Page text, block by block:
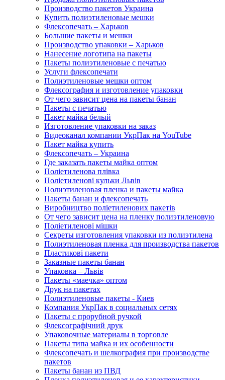
Производство пакетов Украина
Купить полиэтиленовые мешки
Флексопечать – Харьков
Большие пакеты и мешки
Производство упаковки – Харьков
Нанесение логотипа на пакеты
Пакеты полиэтиленовые с печатью
Услуги флексопечати
Полиэтиленовые мешки оптом
Флексография и изготовление упаковки
От чего зависит цена на пакеты банан
Пакеты с печатью
Пакет майка белый
Изготовление упаковки на заказ
Видеоканал компании УкрПак на YouTube
Пакет майка купить
Флексопечать – Украина
Где заказать пакеты майка оптом
Поліетиленова плівка
Поліетиленові кульки Львів
Полиэтиленовая пленка и пакеты майка
Пакеты банан и флексопечать
Виробництво поліетиленових пакетів
От чего зависит цена на пленку полиэтиленовую
Поліетиленові мішки
Секреты изготовления упаковки из полиэтилена
Полиэтиленовая пленка для производства пакетов
Пластикові пакети
Заказные пакеты банан
Упаковка – Львів
Пакеты «маечка» оптом
Друк на пакетах
Полиэтиленовые пакеты - Киев
Компания УкрПак в социальных сетях
Пакеты с прорубной ручкой
Флексографічний друк
Упаковочные материалы в торговле
Пакеты типа майка и их особенности
Флексопечать и шелкография при производстве
пакетов
Пакеты банан из ПВД